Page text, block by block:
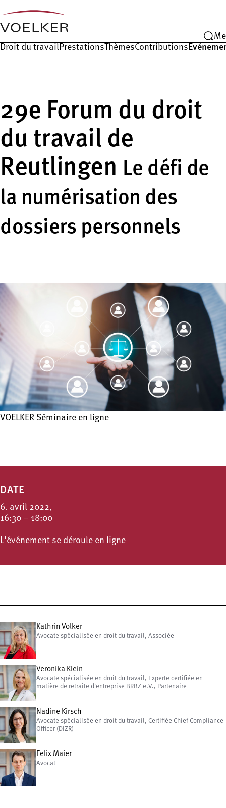
Droit du travailPrestationsThèmesContributions
29e Forum du droit
du travail de
Reutlingen Le défi de
la numérisation des
dossiers personnels
VOELKER Séminaire en ligne
DATE
6. avril 2022,
16:30 – 18:00
L'événement se déroule en ligne
Kathrin Völker
Avocate spécialisée en droit du travail, Associée
Veronika Klein
Avocate spécialisée en droit du travail, Experte certifiée en
matière de retraite d'entreprise BRBZ e.V., Partenaire
Nadine Kirsch
Avocate spécialisée en droit du travail, Certifiée Chief Compliance
Officer (DIZR)
Felix Maier
Avocat